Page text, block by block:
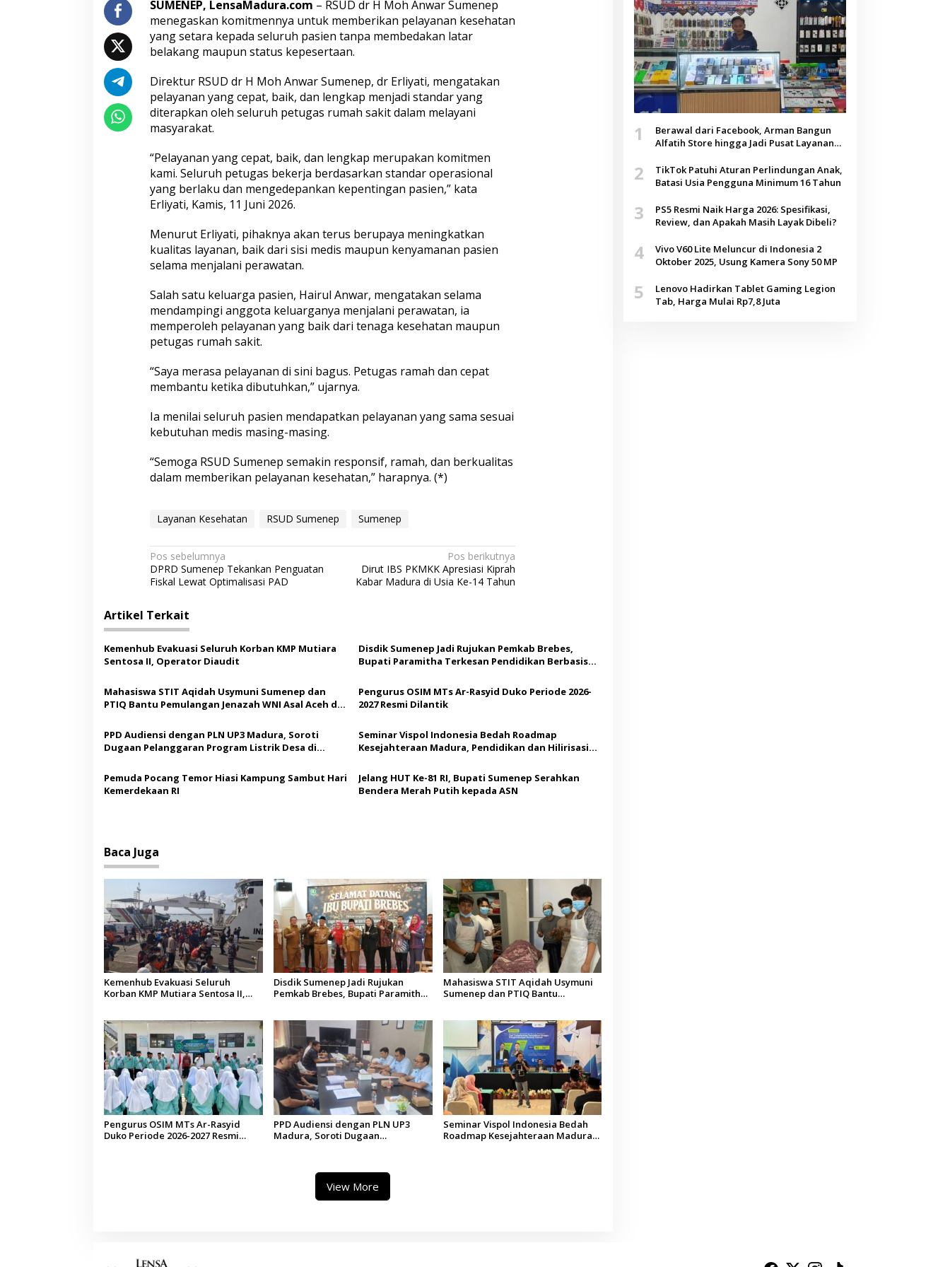
t
a
r
a
b
g
i
S
e
r
u
h
P
i
e
n
SUMENEP, LensaMadura.com – RSUD dr H Moh Anwar Sumenep
menegaskan komitmennya untuk memberikan pelayanan kesehatan
yang setara kepada seluruh pasien tanpa membedakan latar
belakang maupun status kepesertaan.
Direktur RSUD dr H Moh Anwar Sumenep, dr Erliyati, mengatakan
pelayanan yang cepat, baik, dan lengkap menjadi standar yang
diterapkan oleh seluruh petugas rumah sakit dalam melayani
masyarakat.
“Pelayanan yang cepat, baik, dan lengkap merupakan komitmen
kami. Seluruh petugas bekerja berdasarkan standar operasional
yang berlaku dan mengedepankan kepentingan pasien,” kata
Erliyati, Kamis, 11 Juni 2026.
Menurut Erliyati, pihaknya akan terus berupaya meningkatkan
kualitas layanan, baik dari sisi medis maupun kenyamanan pasien
selama menjalani perawatan.
Salah satu keluarga pasien, Hairul Anwar, mengatakan selama
mendampingi anggota keluarganya menjalani perawatan, ia
memperoleh pelayanan yang baik dari tenaga kesehatan maupun
petugas rumah sakit.
“Saya merasa pelayanan di sini bagus. Petugas ramah dan cepat
membantu ketika dibutuhkan,” ujarnya.
Ia menilai seluruh pasien mendapatkan pelayanan yang sama sesuai
kebutuhan medis masing-masing.
“Semoga RSUD Sumenep semakin responsif, ramah, dan berkualitas
dalam memberikan pelayanan kesehatan,” harapnya. (*)
Layanan Kesehatan RSUD Sumenep Sumenep
N
a
i
g
a
i
o
s
Pos sebelumnya
DPRD Sumenep Tekankan Penguatan
Fiskal Lewat Optimalisasi PAD
Pos berikutnya
Dirut IBS PKMKK Apresiasi Kiprah
Kabar Madura di Usia Ke-14 Tahun
Artikel Terkait
Kemenhub Evakuasi Seluruh Korban KMP Mutiara
Sentosa II, Operator Diaudit
Disdik Sumenep Jadi Rujukan Pemkab Brebes,
Bupati Paramitha Terkesan Pendidikan Berbasis
Mahasiswa STIT Aqidah Usymuni Sumenep dan
PTIQ Bantu Pemulangan Jenazah WNI Asal Aceh di
Pengurus OSIM MTs Ar-Rasyid Duko Periode 2026-
2027 Resmi Dilantik
PPD Audiensi dengan PLN UP3 Madura, Soroti
Dugaan Pelanggaran Program Listrik Desa di
Seminar Vispol Indonesia Bedah Roadmap
Kesejahteraan Madura, Pendidikan dan Hilirisasi
Pemuda Pocang Temor Hiasi Kampung Sambut Hari
Kemerdekaan RI
Jelang HUT Ke-81 RI, Bupati Sumenep Serahkan
Bendera Merah Putih kepada ASN
Baca Juga
Kemenhub Evakuasi Seluruh
Korban KMP Mutiara Sentosa II,
Disdik Sumenep Jadi Rujukan
Pemkab Brebes, Bupati Paramitha
Mahasiswa STIT Aqidah Usymuni
Sumenep dan PTIQ Bantu
Pengurus OSIM MTs Ar-Rasyid
Duko Periode 2026-2027 Resmi
PPD Audiensi dengan PLN UP3
Madura, Soroti Dugaan
Seminar Vispol Indonesia Bedah
Roadmap Kesejahteraan Madura,
View More
1
Berawal dari Facebook, Arman Bangun
Alfatih Store hingga Jadi Pusat Layanan
2
TikTok Patuhi Aturan Perlindungan Anak,
Batasi Usia Pengguna Minimum 16 Tahun
3
PS5 Resmi Naik Harga 2026: Spesifikasi,
Review, dan Apakah Masih Layak Dibeli?
4
Vivo V60 Lite Meluncur di Indonesia 2
Oktober 2025, Usung Kamera Sony 50 MP
5
Lenovo Hadirkan Tablet Gaming Legion
Tab, Harga Mulai Rp7,8 Juta